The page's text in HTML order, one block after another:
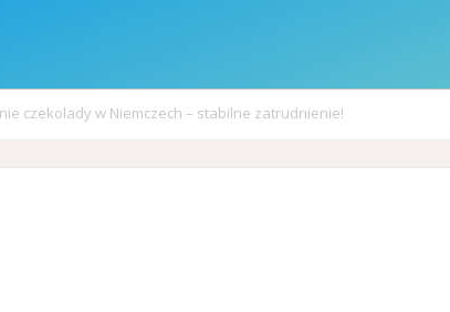
czekolady w Niemczech – stabilne zatrudnienie!